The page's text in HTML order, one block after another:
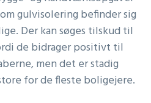
gulvisolering befinder sig
Der kan søges tilskud til
de bidrager positivt til
men det er stadig
for de fleste boligejere.